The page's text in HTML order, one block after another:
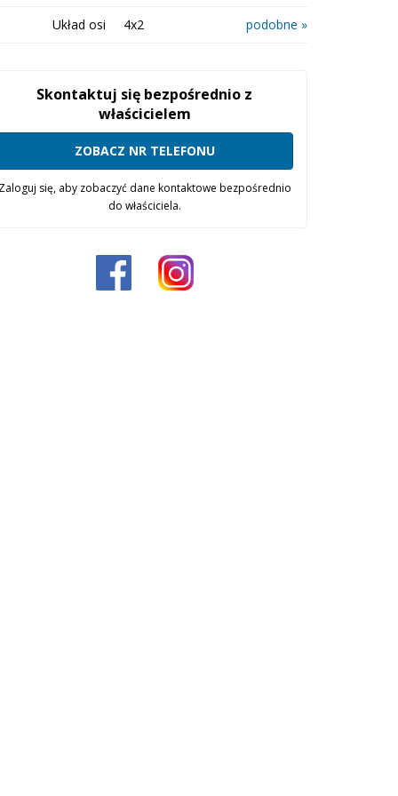
Układ osi 4x2 podobne »
Skontaktuj się bezpośrednio z
właścicielem
ZOBACZ NR TELEFONU
się, aby zobaczyć dane kontaktowe bezpośrednio
do właściciela.